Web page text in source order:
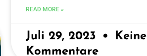
READ MORE »
Juli 29, 2023
Keine
Kommentare